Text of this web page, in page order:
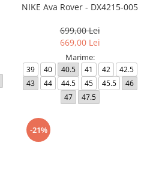
NIKE Ava Rover - DX4215-005
699,00 Lei
669,00 Lei
Marime:
39 40 40.5 41 42
42.5
43
44 44.5 45 45.5
46
47
47.5
-21%